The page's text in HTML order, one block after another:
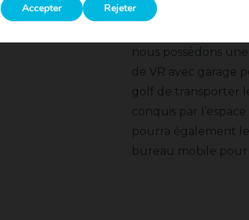
nos spécialités, et
connaisseurs
nous possédons
de VR avec garage
golf de transporter
conquis par
pourra également
bureau mobile
Accepter Rejeter